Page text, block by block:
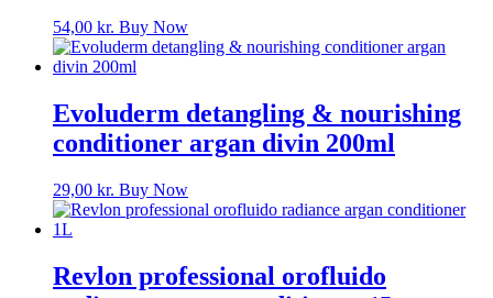
54,00 kr. Buy Now
Evoluderm detangling & nourishing
conditioner argan divin 200ml
29,00 kr. Buy Now
Revlon professional orofluido